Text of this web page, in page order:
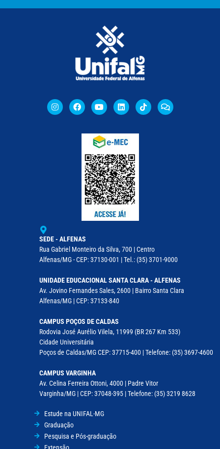
SEDE - ALFENAS
Rua Gabriel Monteiro da Silva, 700 | Centro
Alfenas/MG - CEP: 37130-001 | Tel.: (35) 3701-9000
UNIDADE EDUCACIONAL SANTA CLARA - ALFENAS
Av. Jovino Fernandes Sales, 2600 | Bairro Santa Clara
Alfenas/MG | CEP: 37133-840
CAMPUS POÇOS DE CALDAS
Rodovia José Aurélio Vilela, 11999 (BR 267 Km 533)
Cidade Universitária
Poços de Caldas/MG CEP: 37715-400 | Telefone: (35) 3697-4600
CAMPUS VARGINHA
Av. Celina Ferreira Ottoni, 4000 | Padre Vitor
Varginha/MG | CEP: 37048-395 | Telefone: (35) 3219 8628
Estude na UNIFAL-MG
Graduação
Pesquisa e Pós-graduação